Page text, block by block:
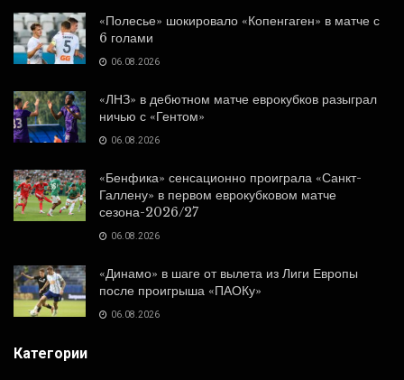
«Полесье» шокировало «Копенгаген» в матче с
6 голами
06.08.2026
«ЛНЗ» в дебютном матче еврокубков разыграл
ничью с «Гентом»
06.08.2026
«Бенфика» сенсационно проиграла «Санкт-
Галлену» в первом еврокубковом матче
сезона-2026/27
06.08.2026
«Динамо» в шаге от вылета из Лиги Европы
после проигрыша «ПАОКу»
06.08.2026
Категории